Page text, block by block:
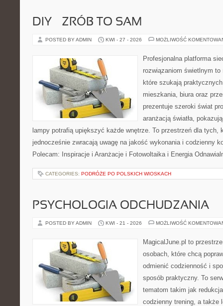
DIY – ZRÓB TO SAM
POSTED BY ADMIN KWI - 27 - 2026 MOŻLIWOŚĆ
Profesjonalna platforma
rozwiązaniom świetlnym
które szukają
mieszkania, biura oraz
prezentuje szeroki świat
aranżacją światła,
lampy potrafią upiększyć każde wnętrze. To przestrzeń dla tych,
jednocześnie zwracają uwagę na jakość wykonania i codzienny
Polecam: Inspiracje i Aranżacje i Fotowoltaika i Energia
CATEGORIES: PODRÓŻE PO POLSKICH WIOSKACH
PSYCHOLOGIA ODCHUDZANIA
POSTED BY ADMIN KWI - 21 - 2026 MOŻLIWOŚĆ
MagicalJune.pl to
osobach, które chcą
odmienić codzienność i
sposób praktyczny. To
tematom takim jak
codzienny trening, a także